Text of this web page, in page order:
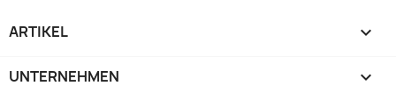
ARTIKEL 
UNTERNEHMEN 